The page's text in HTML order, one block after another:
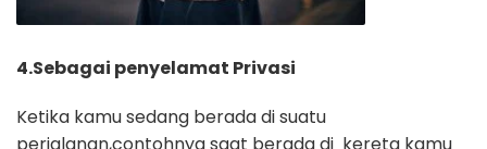
4.Sebagai penyelamat Privasi
Ketika kamu sedang berada di suatu
perjalanan,contohnya saat berada di kereta kamu